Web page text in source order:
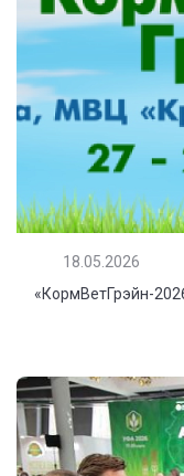
18.05.2026
«КормВетГрэйн-